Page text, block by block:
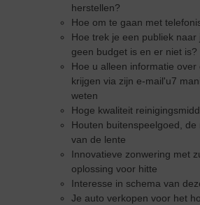
herstellen?
Hoe om te gaan met
Hoe trek je een publiek
geen budget is en er niet is?
Hoe u alleen informatie
krijgen via zijn e-mail'u7
weten
Hoge kwaliteit
Houten buitenspeelgoed,
van de lente
Innovatieve zonwering met
oplossing voor hitte
Interesse in schema van
Je auto verkopen voor het